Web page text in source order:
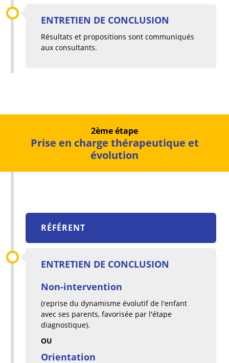
ENTRETIEN DE CONCLUSION
Résultats et propositions sont communiqués
aux consultants.
2ème étape
Prise en charge thérapeutique et
évolution
RÉFÉRENT
ENTRETIEN DE CONCLUSION
Non-intervention
(reprise du dynamisme évolutif de l'enfant
avec ses parents, favorisée par l'étape
diagnostique).
OU
Orientation